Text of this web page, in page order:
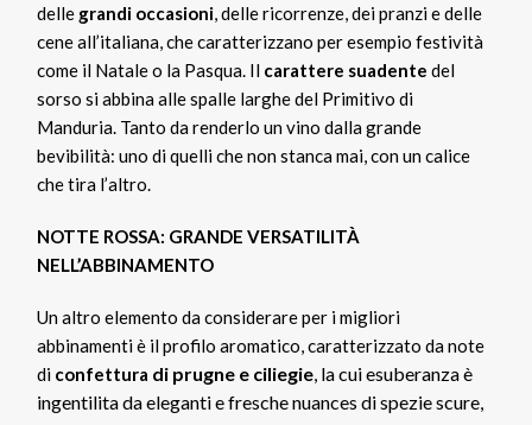
delle grandi occasioni, delle ricorrenze, dei pranzi e delle
cene all’italiana, che caratterizzano per esempio festività
come il Natale o la Pasqua. Il carattere suadente del
sorso si abbina alle spalle larghe del Primitivo di
Manduria. Tanto da renderlo un vino dalla grande
bevibilità: uno di quelli che non stanca mai, con un calice
che tira l’altro.
NOTTE ROSSA: GRANDE VERSATILITÀ
NELL’ABBINAMENTO
Un altro elemento da considerare per i migliori
abbinamenti è il profilo aromatico, caratterizzato da note
di confettura di prugne e ciliegie, la cui esuberanza è
ingentilita da eleganti e fresche nuances di spezie scure,